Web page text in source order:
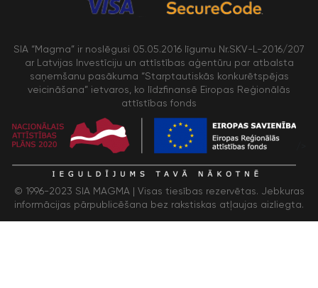
SIA “Magma” ir noslēgusi 05.05.2016 līgumu Nr.SKV-L-2016/207
ar Latvijas Investīciju un attīstības aģentūru par atbalsta
saņemšanu pasākuma “Starptautiskās konkurētspējas
veicināšana” ietvaros, ko līdzfinansē Eiropas Reģionālās
attīstības fonds
© 1996-2023 SIA MAGMA | Visas tiesības rezervētas. Jebkuras
informācijas pārpublicēšana bez rakstiskas atļaujas aizliegta.